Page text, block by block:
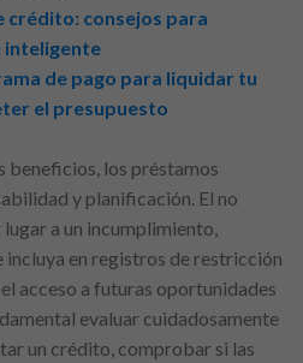
crédito: consejos para
inteligente
de pago para liquidar tu
el presupuesto
beneficios, los préstamos
y planificación. El no
a un incumplimiento,
incluya en registros de restricción
acceso a futuras oportunidades
evaluar cuidadosamente
un crédito, comprobar si las